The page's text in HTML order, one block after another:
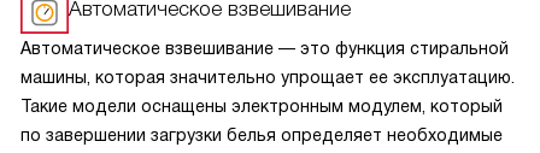
Автоматическое взвешивание
Автоматическое взвешивание — это функция стиральной
машины, которая значительно упрощает ее эксплуатацию.
Такие модели оснащены электронным модулем, который
по завершении загрузки белья определяет необходимые